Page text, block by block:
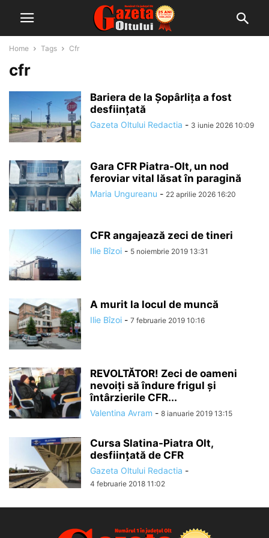
Home Tags Cfr
cfr
Bariera de la Șopârlița a fost
desființată
Gazeta Oltului Redactia - 3 iunie 2026 10:09
Gara CFR Piatra-Olt, un nod
feroviar vital lăsat în paragină
Maria Ungureanu - 22 aprilie 2026 16:20
CFR angajează zeci de tineri
Ilie Bîzoi - 5 noiembrie 2019 13:31
A murit la locul de muncă
Ilie Bîzoi - 7 februarie 2019 10:16
REVOLTĂTOR! Zeci de oameni
nevoiți să îndure frigul și
întârzierile CFR...
Valentina Avram - 8 ianuarie 2019 13:15
Cursa Slatina-Piatra Olt,
desființată de CFR
Gazeta Oltului Redactia -
4 februarie 2018 11:02